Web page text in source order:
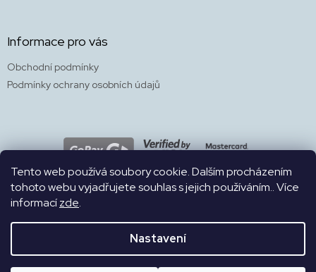
Tento web používá soubory cookie. Dalším procházením
tohoto webu vyjadřujete souhlas s jejich používáním.. Více
informacízde.
Nastavení
Naše bezbariérová prodejna a kavárna s herničkou a zahradou 4v1
Informace pro vás
Obchodní podmínky
Podmínky ochrany osobních údajů